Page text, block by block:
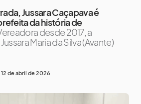
Jussara Caçapava é
da história de
desde 2017, a
Maria da Silva (Avante)
12 de abril de 2026